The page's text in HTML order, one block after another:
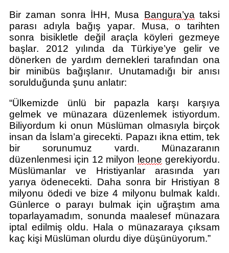
Bir zaman sonra İHH, Musa Bangura’ya taksi
parası adıyla bağış yapar. Musa, o tarihten
sonra bisikletle değil araçla köyleri gezmeye
başlar. 2012 yılında da Türkiye’ye gelir ve
dönerken de yardım dernekleri tarafından ona
bir minibüs bağışlanır.
Unutamadığı bir anısı
sorulduğunda şunu anlatır:
“Ülkemizde ünlü bir papazla karşı karşıya
gelmek ve münazara düzenlemek istiyordum.
Biliyordum ki onun Müslüman olmasıyla birçok
insan da İslam’a girecekti. Papazı ikna ettim, tek
bir sorunumuz vardı. Münazaranın
düzenlenmesi için 12 milyon leone gerekiyordu.
Müslümanlar ve Hristiyanlar arasında yarı
yarıya ödenecekti. Daha sonra bir Hristiyan 8
milyonu ödedi ve bize 4 milyonu bulmak kaldı.
Günlerce o parayı bulmak için uğraştım ama
toparlayamadım, sonunda maalesef münazara
iptal edilmiş oldu. Hala o münazaraya çıksam
kaç kişi Müslüman olurdu diye düşünüyorum.”